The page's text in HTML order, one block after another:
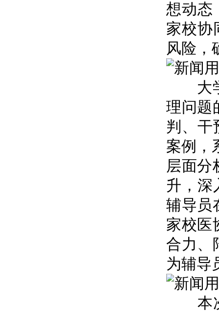
想动态
家校协
风险，
大学
理问题
判、干
案例，
层面分
升，深
辅导员
家校医
合力、
为辅导
本次